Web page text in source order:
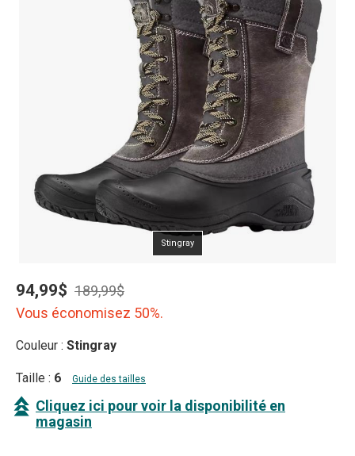
Stingray
94,99$ 189,99$
Vous économisez 50%.
Couleur : Stingray
Taille : 6 Guide des tailles
Cliquez ici pour voir la disponibilité en
magasin